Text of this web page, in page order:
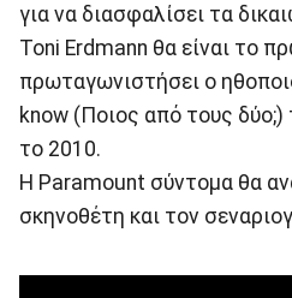
για να διασφαλίσει τα
Toni Erdmann θα είναι το
πρωταγωνιστήσει ο
know (Ποιος από τους
το 2010.
Η Paramount σύντομα θα
σκηνοθέτη και τον